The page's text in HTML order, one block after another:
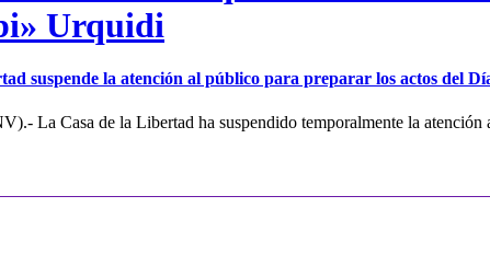
Urquidi
suspende la atención al público para preparar los actos del
La Casa de la Libertad ha suspendido temporalmente la atención